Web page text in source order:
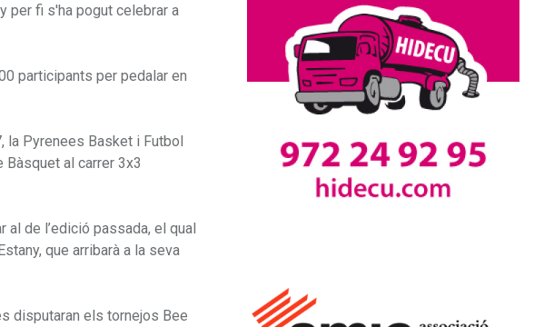
per fi s'ha pogut celebrar a
participants per pedalar en
la Pyrenees Basket i Futbol
Bàsquet al carrer 3x3
al de l’edició passada, el qual
que arribarà a la seva
disputaran els tornejos Bee